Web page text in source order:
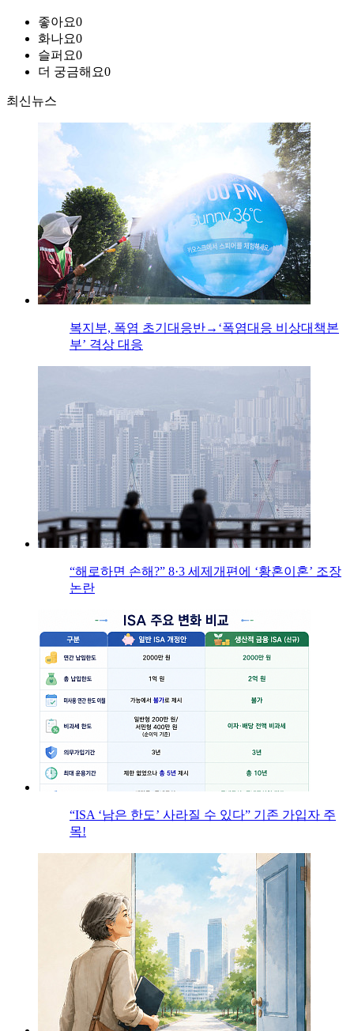
좋아요0
화나요0
슬퍼요0
더 궁금해요0
최신뉴스
복지부, 폭염 초기대응반→‘폭염대응 비상대책본
부’ 격상 대응
“해로하면 손해?” 8·3 세제개편에 ‘황혼이혼’ 조장
논란
“ISA ‘남은 한도’ 사라질 수 있다” 기존 가입자 주
목!